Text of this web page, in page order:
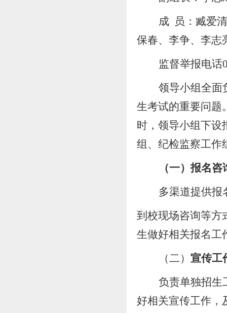
成
员：臧爱
保春、 李争、 李志
监督举报电话
领导小组全面
生考试的重要问题
时，领导小组下设
组、纪检监察工作
（一）报名
多渠道提供报
到校现场咨询等方
生做好相关报名工
（二） 宣传工
负责单独招生
好相关宣传工作，